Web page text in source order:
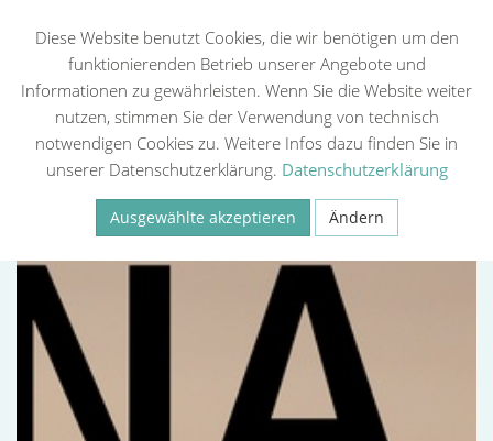
Zurück
Diese Website benutzt Cookies, die wir benötigen um den
funktionierenden Betrieb unserer Angebote und
Informationen zu gewährleisten. Wenn Sie die Website weiter
nutzen, stimmen Sie der Verwendung von technisch
notwendigen Cookies zu. Weitere Infos dazu finden Sie in
unserer Datenschutzerklärung. Datenschutzerklärung
Ausgewählte akzeptieren Ändern
Speichern